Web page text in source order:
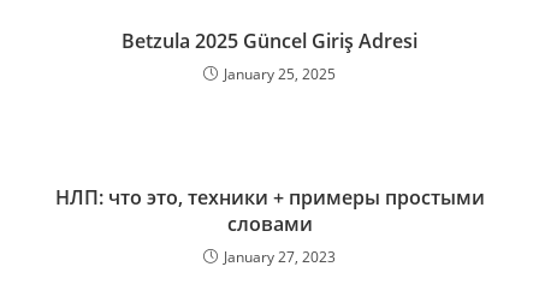
Betzula 2025 Güncel Giriş Adresi
January 25, 2025
НЛП: что это, техники + примеры простыми
словами
January 27, 2023